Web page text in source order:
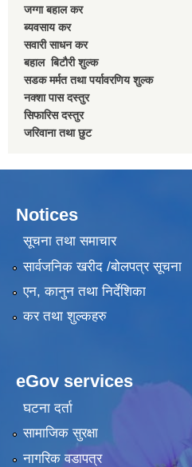
जग्गा बहाल कर
ब्यवसाय कर
सवारी साधन कर
बहाल बिटाैरी शुल्क
सडक मर्मत तथा पर्यावरणिय शुल्क
नक्शा पास दस्तुर
सिफारिस दस्तुर
जरिवाना तथा छुट
Notices
सूचना तथा समाचार
सार्वजनिक खरीद /बोलपत्र सूचना
एन, कानुन तथा निर्देशिका
कर तथा शुल्कहरु
eGov services
घटना दर्ता
सामाजिक सुरक्षा
नागरिक वडापत्र